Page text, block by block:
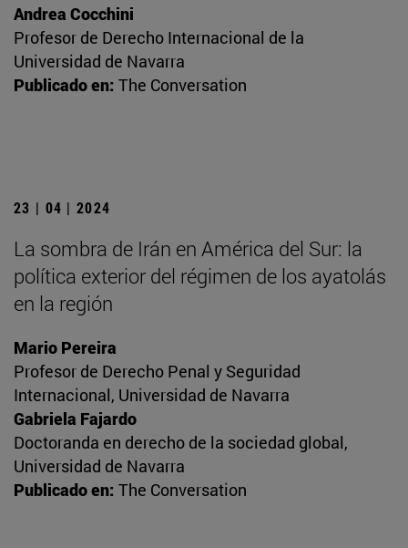
Andrea Cocchini
Profesor de Derecho Internacional de la
Universidad de Navarra
Publicado en: The Conversation
23 | 04 | 2024
La sombra de Irán en América del Sur: la
política exterior del régimen de los ayatolás
en la región
Mario Pereira
Profesor de Derecho Penal y Seguridad
Internacional, Universidad de Navarra
Gabriela Fajardo
Doctoranda en derecho de la sociedad global,
Universidad de Navarra
Publicado en: The Conversation